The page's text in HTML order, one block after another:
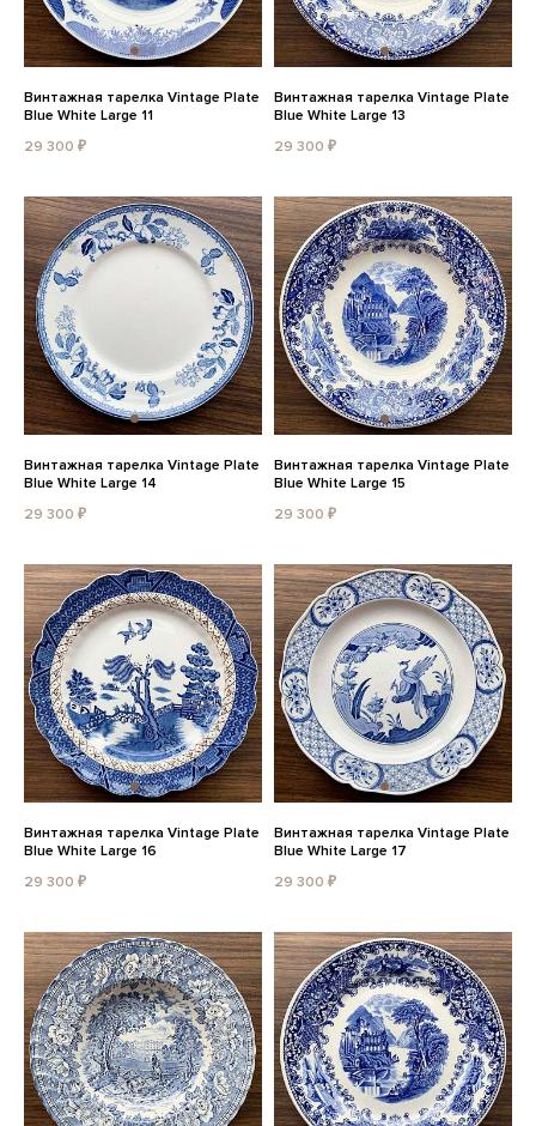
Винтажная тарелка Vintage Plate
Blue White Large 11
29 300 ₽
Винтажная тарелка Vintage Plate
Blue White Large 13
29 300 ₽
Винтажная тарелка Vintage Plate
Blue White Large 14
29 300 ₽
Винтажная тарелка Vintage Plate
Blue White Large 15
29 300 ₽
Винтажная тарелка Vintage Plate
Blue White Large 16
29 300 ₽
Винтажная тарелка Vintage Plate
Blue White Large 17
29 300 ₽